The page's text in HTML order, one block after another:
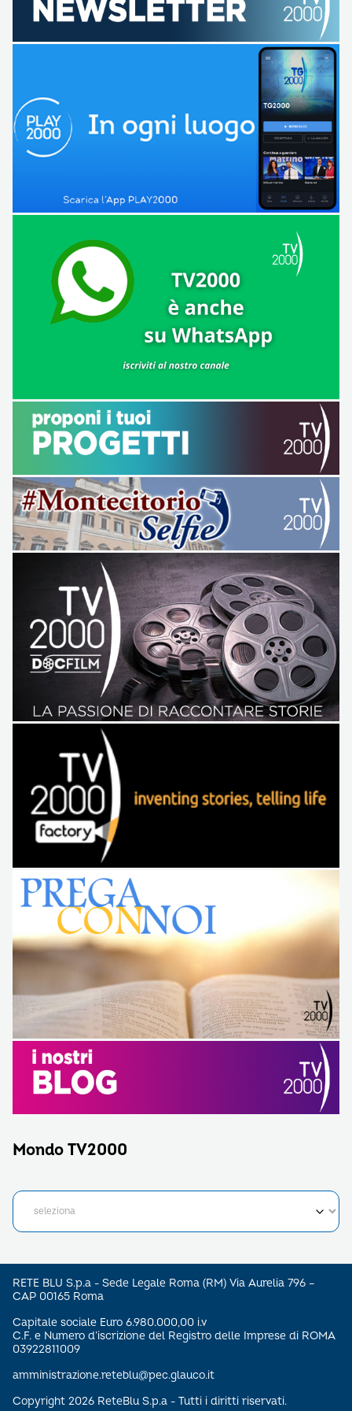
Mondo TV2000
RETE BLU S.p.a - Sede Legale Roma (RM) Via Aurelia 796 –
CAP 00165 Roma
Capitale sociale Euro 6.980.000,00 i.v
C.F. e Numero d’iscrizione del Registro delle Imprese di ROMA
03922811009
amministrazione.reteblu@pec.glauco.it
Copyright 2026 ReteBlu S.p.a - Tutti i diritti riservati.